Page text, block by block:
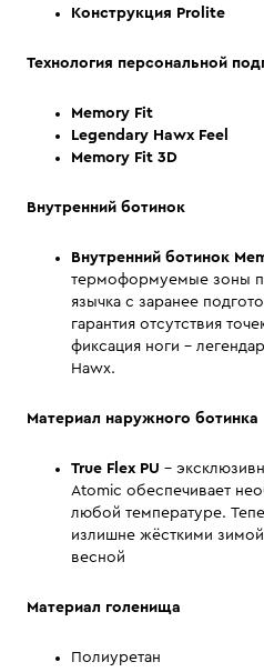
Конструкция Prolite
Технология персональной
Memory Fit
Legendary Hawx Feel
Memory Fit 3D
Внутренний ботинок
Внутренний ботинок
термоформуемые зоны
язычка с заранее
гарантия отсутствия
фиксация ноги –
Hawx.
Материал наружного ботинка
True Flex PU –
Atomic обеспечивает
любой температуре.
излишне жёсткими
весной
Материал голенища
Полиуретан